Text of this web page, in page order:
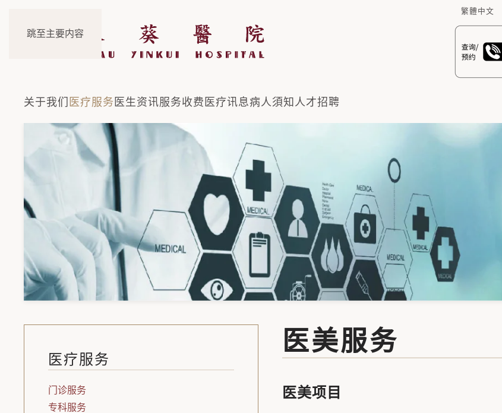
跳至主要内容
繁體中文
关于我们 医疗服务 医生资讯服务收费 医疗讯息病人須知 人才招聘
医疗服务
门诊服务
专科服务
医美服务
医美项目